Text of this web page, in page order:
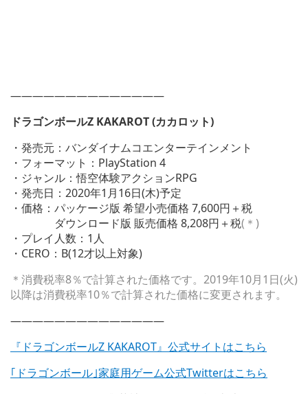
——————————————
ドラゴンボールZ KAKAROT (カカロット)
・発売元：バンダイナムコエンターテインメント
・フォーマット：PlayStation 4
・ジャンル：悟空体験アクションRPG
・発売日：2020年1月16日(木)予定
・価格：パッケージ版 希望小売価格 7,600円＋税
ダウンロード版 販売価格 8,208円＋税(＊)
・プレイ人数：1人
・CERO：B(12才以上対象)
＊消費税率8％で計算された価格です。2019年10月1日(火)
以降は消費税率10％で計算された価格に変更されます。
——————————————
『ドラゴンボールZ KAKAROT』公式サイトはこちら
｢ドラゴンボール｣家庭用ゲーム公式Twitterはこちら